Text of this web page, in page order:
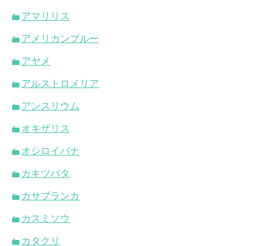
アマリリス
アメリカンブルー
アヤメ
アルストロメリア
アンスリウム
オキザリス
オシロイバナ
カキツバタ
カサブランカ
カスミソウ
カタクリ